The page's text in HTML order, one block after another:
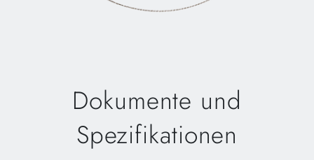
Dokumente und
Spezifikationen